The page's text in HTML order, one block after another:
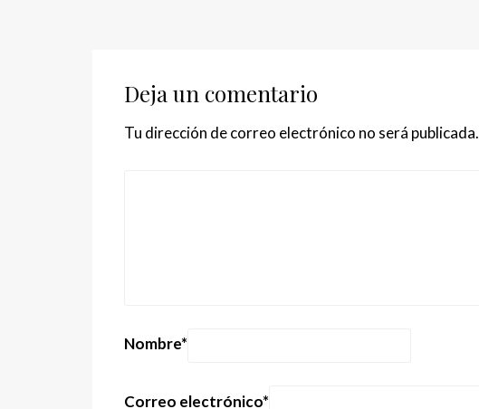
Deja un comentario
Tu dirección de correo electrónico no será publicada.
Nombre*
Correo electrónico*